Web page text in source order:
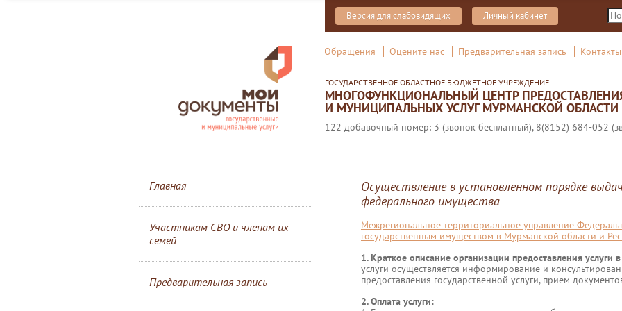
Версия для слабовидящих Личный кабинет
Обращения Оцените нас Предварительная запись Контакты
ГОСУДАРСТВЕННОЕ ОБЛАСТНОЕ БЮДЖЕТНОЕ УЧРЕЖДЕНИЕ
МНОГОФУНКЦИОНАЛЬНЫЙ ЦЕНТР
И МУНИЦИПАЛЬНЫХ УСЛУГ МУРМАНСКОЙ ОБЛАСТИ
122 добавочный номер: 3 (звонок бесплатный), 8(8152) 684-052
Главная
Участникам СВО и членам их
семей
Предварительная запись
Осуществление в установленном порядке
федерального имущества
Межрегиональное территориальное управление
государственным имуществом в Мурманской области и
1. Краткое описание организации предоставления
услуги осуществляется информирование и
предоставления государственной услуги, прием
2. Оплата услуги: